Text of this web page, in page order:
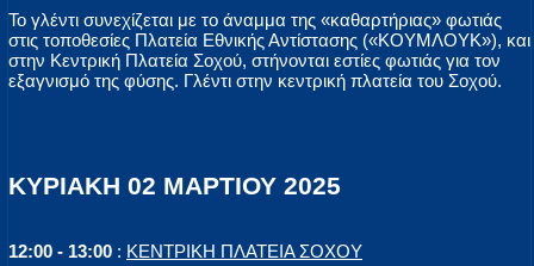
Το γλέντι συνεχίζεται με το άναμμα της «καθαρτήριας» φωτιάς
στις τοποθεσίες Πλατεία Εθνικής Αντίστασης («ΚΟΥΜΛΟΥΚ»), και
στην Κεντρική Πλατεία Σοχού, στήνονται εστίες φωτιάς για τον
εξαγνισμό της φύσης. Γλέντι στην κεντρική πλατεία του Σοχού.
ΚΥΡΙΑΚΗ 02 ΜΑΡΤΙΟΥ 2025
12:00 - 13:00 : ΚΕΝΤΡΙΚΗ ΠΛΑΤΕΙΑ ΣΟΧΟΥ